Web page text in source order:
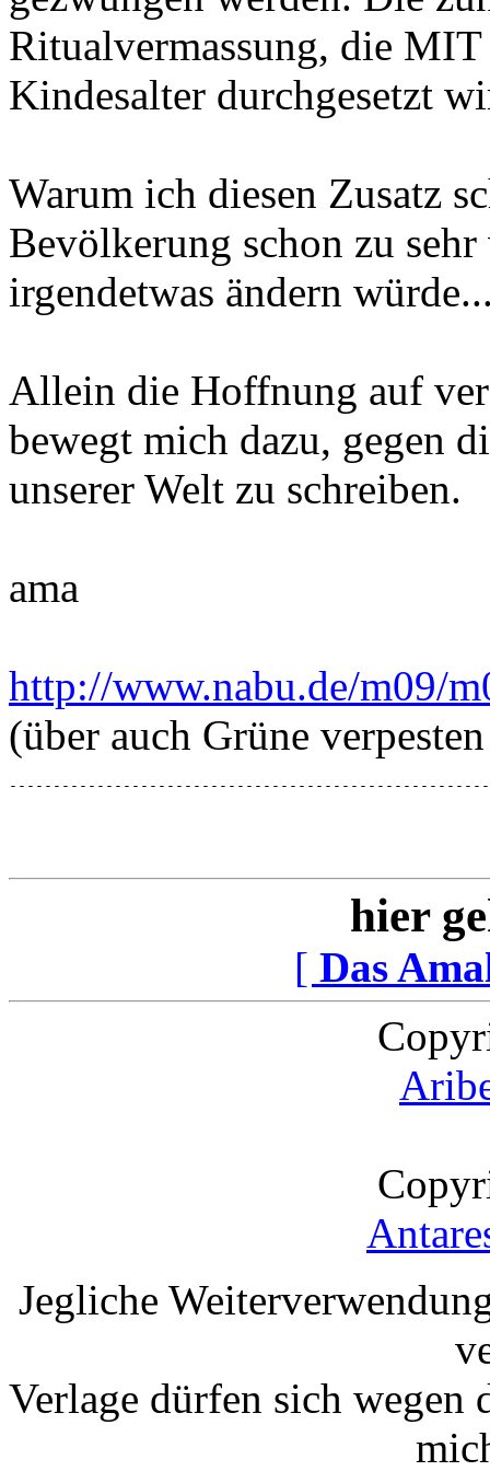
Ritualvermassung, die
Kindesalter durchgesetzt
Warum ich diesen Zusatz
Bevölkerung schon zu
irgendetwas ändern
Allein die Hoffnung auf
bewegt mich dazu, gegen
unserer Welt zu schreiben.
ama
http://www.nabu.de/m09/
(über auch Grüne
hier
[ Das
Jegliche
Verlage dürfen sich wegen